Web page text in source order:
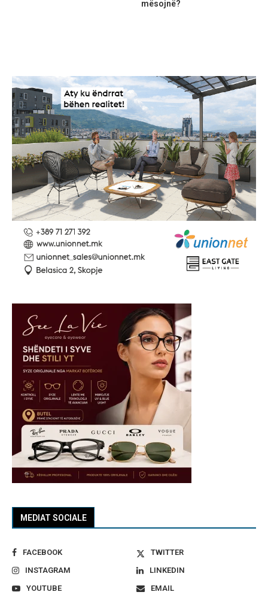
MEDIAT SOCIALE
FACEBOOK
TWITTER
INSTAGRAM
LINKEDIN
YOUTUBE
EMAIL
mësojnë?